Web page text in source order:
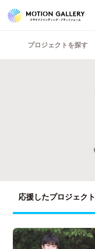
プロジェクトを探す
応援したプロジェクト